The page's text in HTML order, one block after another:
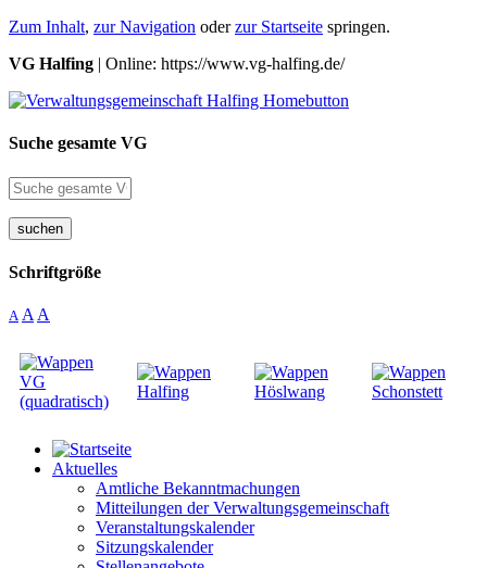
Zum Inhalt, zur Navigation oderzur Startseite springen.
VG Halfing | Online: https://www.vg-halfing.de/
Suche gesamte VG
suchen
Schriftgröße
A A A
Aktuelles
Amtliche Bekanntmachungen
Mitteilungen der Verwaltungsgemeinschaft
Veranstaltungskalender
Sitzungskalender